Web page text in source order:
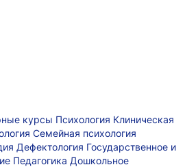
курсы Психология Клиническая
Семейная психология
Дефектология Государственное и
Педагогика Дошкольное